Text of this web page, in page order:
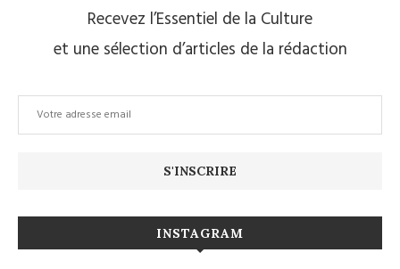
Recevez l’Essentiel de la Culture
et une sélection d’articles de la rédaction
INSTAGRAM